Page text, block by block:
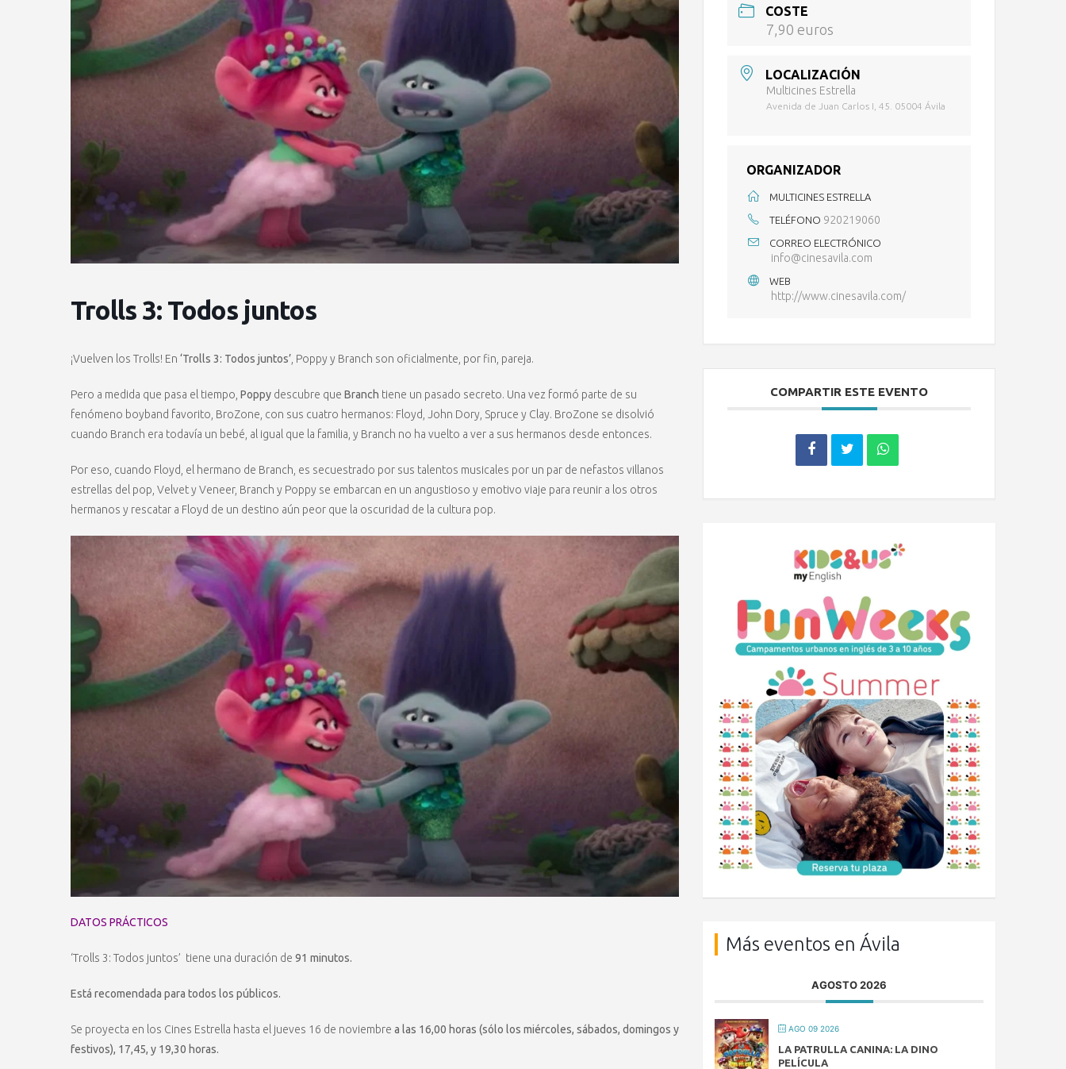
Trolls 3: Todos juntos
¡Vuelven los Trolls! En ‘Trolls 3: Todos juntos’, Poppy y Branch son oficialmente, por fin, pareja.
Pero a medida que pasa el tiempo, Poppy descubre que Branch tiene un pasado secreto. Una vez formó parte de su
fenómeno boyband favorito, BroZone, con sus cuatro hermanos: Floyd, John Dory, Spruce y Clay. BroZone se disolvió
cuando Branch era todavía un bebé, al igual que la familia, y Branch no ha vuelto a ver a sus hermanos desde entonces.
Por eso, cuando Floyd, el hermano de Branch, es secuestrado por sus talentos musicales por un par de nefastos villanos
estrellas del pop, Velvet y Veneer, Branch y Poppy se embarcan en un angustioso y emotivo viaje para reunir a los otros
hermanos y rescatar a Floyd de un destino aún peor que la oscuridad de la cultura pop.
DATOS PRÁCTICOS
‘Trolls 3: Todos juntos’ tiene una duración de 91 minutos.
Está recomendada para todos los públicos.
Se proyecta en los Cines Estrella hasta el jueves 16 de noviembre a las 16,00 horas (sólo los miércoles, sábados, domingos y
festivos), 17,45, y 19,30 horas.
COSTE
7,90 euros
LOCALIZACIÓN
Multicines Estrella
Avenida de Juan Carlos I, 45. 05004 Ávila
ORGANIZADOR
MULTICINES ESTRELLA
TELÉFONO 920219060
CORREO ELECTRÓNICO
info@cinesavila.com
WEB
http://www.cinesavila.com/
COMPARTIR ESTE EVENTO
Más eventos en Ávila
AGOSTO 2026
AGO 09 2026
LA PATRULLA CANINA: LA DINO
PELÍCULA